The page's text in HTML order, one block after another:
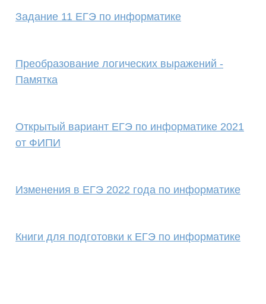
Задание 11 ЕГЭ по информатике
Преобразование логических выражений -
Памятка
Открытый вариант ЕГЭ по информатике 2021
от ФИПИ
Изменения в ЕГЭ 2022 года по информатике
Книги для подготовки к ЕГЭ по информатике